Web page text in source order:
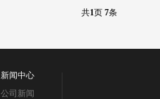
共1页 7条
新闻中心
公司新闻